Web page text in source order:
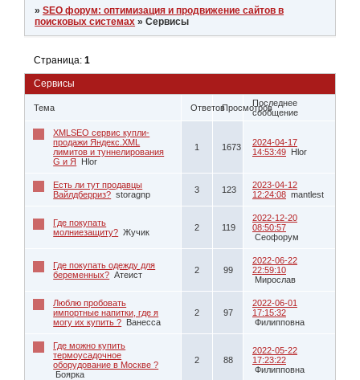
»SEO форум: оптимизация и продвижение сайтов в
поисковых системах »Сервисы
Сервисы
Страница:1
Тема ОтветовПросмотровПоследнее
сообщение
XMLSEO сервис купли-
продажи Яндекс.XML
лимитов и туннелирования
G и Я
Hlor
1 1673
2024-04-17
14:53:49 Hlor
Есть ли тут продавцы
Вайлдберриз? storagnp 3 123
2023-04-12
12:24:08 mantlest
Где покупать
молниезащиту? Жучик 2 119
2022-12-20
08:50:57
Сеофорум
Где покупать одежду для
беременных? Атеист 2 99
2022-06-22
22:59:10
Мирослав
Люблю пробовать
импортные напитки, где я
могу их купить ? Ванесса
2 97
2022-06-01
17:15:32
Филипповна
Где можно купить
термоусадочное
оборудование в Москве ?
Боярка
2 88
2022-05-22
17:23:22
Филипповна